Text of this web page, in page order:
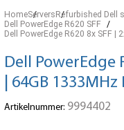
HomeServersRefurbished Dell
Dell PowerEdge R620 SFF
Dell PowerEdge R620 8x SFF |
Dell PowerEdge
| 64GB 1333MHz
Artikelnummer: 9994402